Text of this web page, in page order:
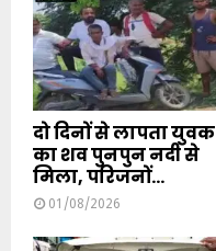
दो दिनों से लापता युवक
का शव पुनपुन नदी से
मिला, परिजनों...
01/08/2026